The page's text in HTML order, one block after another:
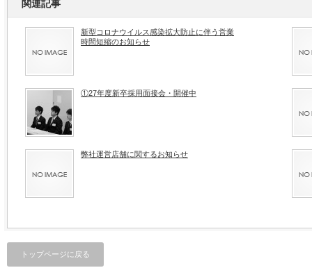
関連記事
新型コロナウイルス感染拡大防止に伴う営業
時間短縮のお知らせ
①27年度新卒採用面接会・開催中
弊社運営店舗に関するお知らせ
トップページに戻る